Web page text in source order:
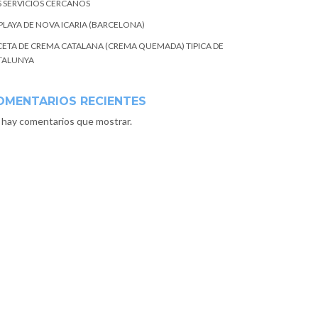
SERVICIOS CERCANOS
DE NOVA ICARIA (BARCELONA)
DE CREMA CATALANA (CREMA QUEMADA) TIPICA DE
RECIENTES
comentarios que mostrar.